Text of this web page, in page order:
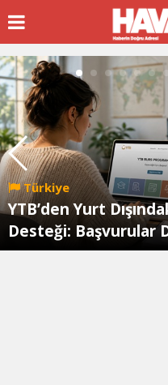
Türkiye
YTB’den Yurt
Desteği: Başvurular